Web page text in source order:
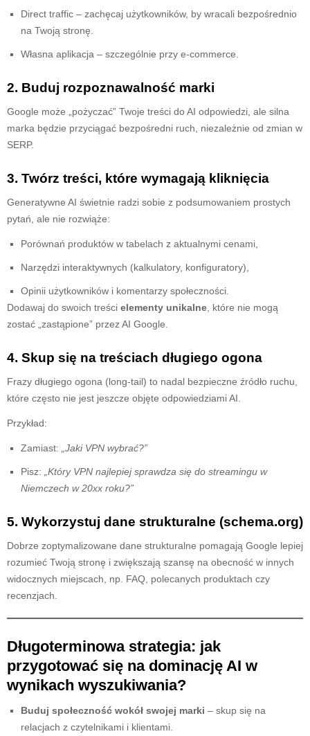
Direct traffic – zachęcaj użytkowników, by wracali bezpośrednio
na Twoją stronę.
Własna aplikacja – szczególnie przy e-commerce.
2. Buduj rozpoznawalność marki
Google może „pożyczać” Twoje treści do AI odpowiedzi, ale silna
marka będzie przyciągać bezpośredni ruch, niezależnie od zmian w
SERP.
3. Twórz treści, które wymagają kliknięcia
Generatywne AI świetnie radzi sobie z podsumowaniem prostych
pytań, ale nie rozwiąże:
Porównań produktów w tabelach z aktualnymi cenami,
Narzędzi interaktywnych (kalkulatory, konfiguratory),
Opinii użytkowników i komentarzy społeczności.
Dodawaj do swoich treści elementy unikalne , które nie mogą
zostać „zastąpione” przez AI Google.
4. Skup się na treściach długiego ogona
Frazy długiego ogona (long-tail) to nadal bezpieczne źródło ruchu,
które często nie jest jeszcze objęte odpowiedziami AI.
Przykład:
Zamiast: „Jaki VPN wybrać?”
Pisz:
„Który VPN najlepiej sprawdza się do streamingu w
Niemczech w 20xx roku?”
5. Wykorzystuj dane strukturalne (schema.org)
Dobrze zoptymalizowane dane strukturalne pomagają Google lepiej
rozumieć Twoją stronę i zwiększają szansę na obecność w innych
widocznych miejscach, np. FAQ, polecanych produktach czy
recenzjach.
Długoterminowa strategia: jak
przygotować się na dominację AI w
wynikach wyszukiwania?
Buduj społeczność wokół swojej marki – skup się na
relacjach z czytelnikami i klientami.